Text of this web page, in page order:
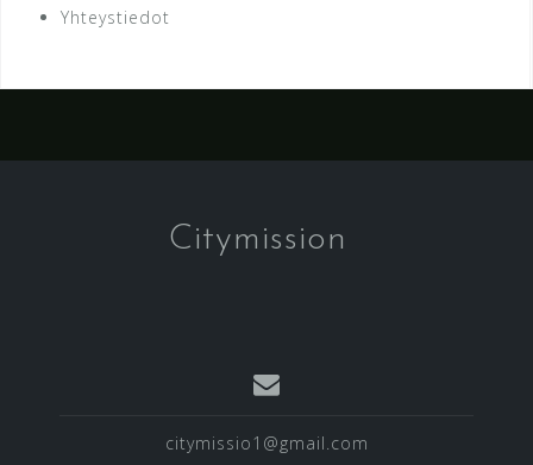
Yhteystiedot
Citymission
citymissio1@gmail.com